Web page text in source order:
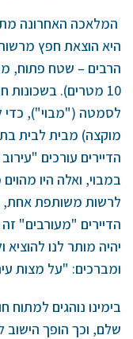
המלאכה האחרונה
היא הוצאת חפץ
10 מטרים).
לסמטה ("מבוי"), כדי
מוקצה) מבית לבית
הדיירים עורכים
במבוי, ואלה היו
לרשות משותפת אחת,
הדיירים "מעורבים"
יהיה מותר לנו
ומברכים: "על מצות
בימינו נוהגים למתוח
שלם, וכך הופך